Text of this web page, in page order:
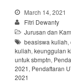
March 14, 2021
Fitri Dewanty
Jurusan dan
beasiswa kuliah,
kuliah, keunggulan
untuk sbmptn,
2021, Pendaftaran
2021